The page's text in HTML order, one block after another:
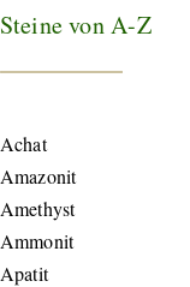
Steine von A-Z
Achat
Amazonit
Amethyst
Ammonit
Apatit